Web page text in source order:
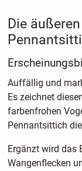
Die
Auffällig und
Es zeichnet
farbenfrohen
Pennantsittich
Ergänzt wird das
Wangenflecken